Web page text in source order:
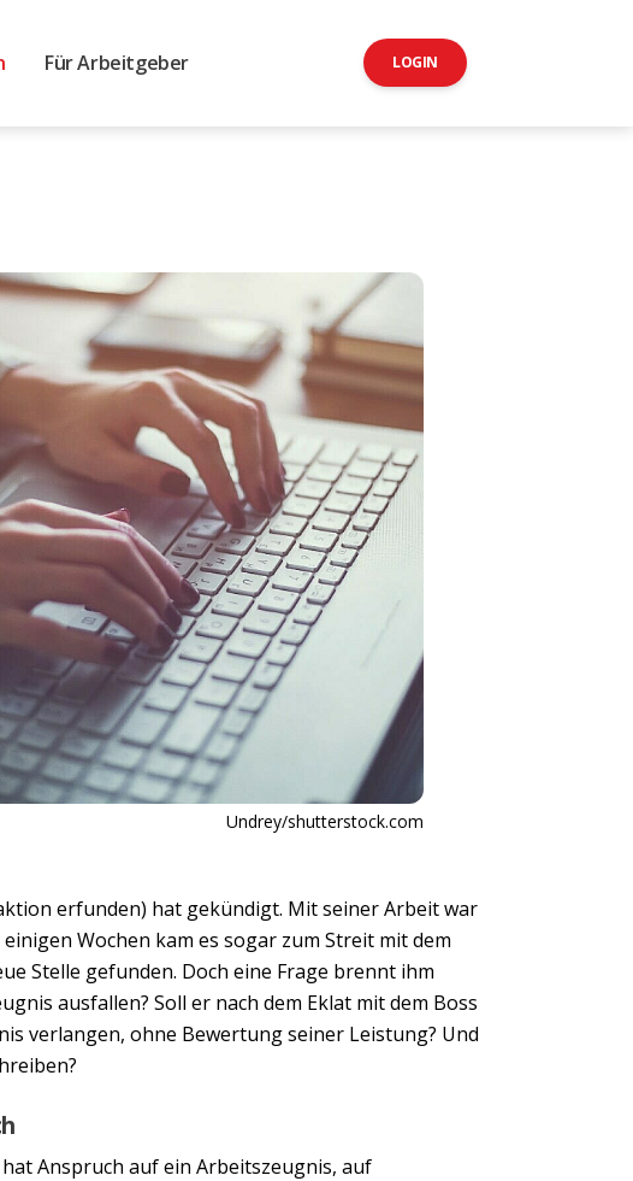
Für Arbeitgeber LOGIN
Undrey/shutterstock.com
erfunden) hat gekündigt. Mit seiner Arbeit war
Wochen kam es sogar zum Streit mit dem
Stelle gefunden. Doch eine Frage brennt ihm
ausfallen? Soll er nach dem Eklat mit dem Boss
verlangen, ohne Bewertung seiner Leistung? Und
Anspruch auf ein Arbeitszeugnis, auf